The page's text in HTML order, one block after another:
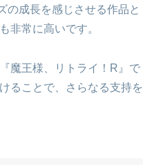
の成長を感じさせる作品と
非常に高いです。
魔王様、リトライ！R』で
ることで、さらなる支持を